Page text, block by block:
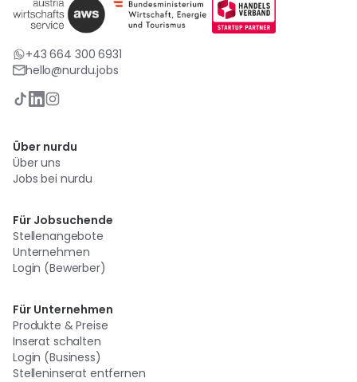
+43 664 300 6931
hello@nurdu.jobs
Über nurdu
Über uns
Jobs bei nurdu
Für Jobsuchende
Stellenangebote
Unternehmen
Login (Bewerber)
Für Unternehmen
Produkte & Preise
Inserat schalten
Login (Business)
Stelleninserat entfernen